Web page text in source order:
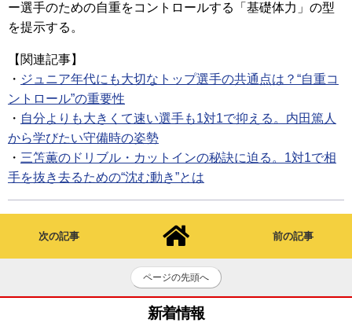
ー選手のための自重をコントロールする「基礎体力」の型
を提示する。
【関連記事】
・ ジュニア年代にも大切なトップ選手の共通点は？“自重コ
ントロール”の重要性
・ 自分よりも大きくて速い選手も1対1で抑える。内田篤人
から学びたい守備時の姿勢
・ 三笘薫のドリブル・カットインの秘訣に迫る。1対1で相
手を抜き去るための“沈む動き”とは
次の記事 前の記事
ページの先頭へ
新着情報